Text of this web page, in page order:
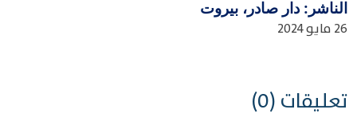
الناشر: دار صادر، بيروت
26 مايو 2024
تعليقات (0)